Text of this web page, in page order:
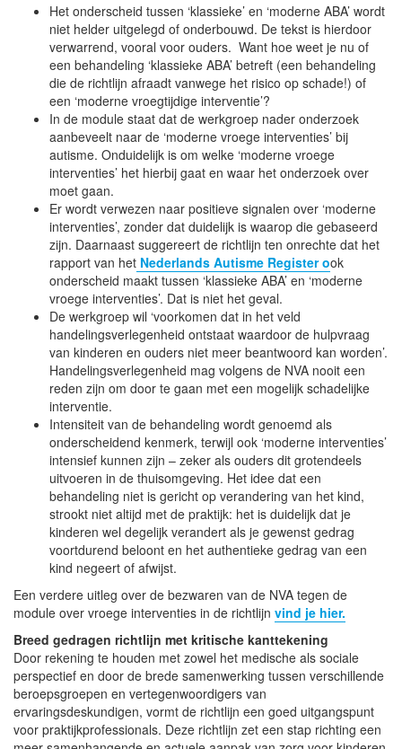
Het onderscheid tussen ‘klassieke’ en ‘moderne ABA’ wordt
niet helder uitgelegd of onderbouwd. De tekst is hierdoor
verwarrend, vooral voor ouders. Want hoe weet je nu of
een behandeling ‘klassieke ABA’ betreft (een behandeling
die de richtlijn afraadt vanwege het risico op schade!) of
een ‘moderne vroegtijdige interventie’?
In de module staat dat de werkgroep nader onderzoek
aanbeveelt naar de ‘moderne vroege interventies’ bij
autisme. Onduidelijk is om welke ‘moderne vroege
interventies’ het hierbij gaat en waar het onderzoek over
moet gaan.
Er wordt verwezen naar positieve signalen over ‘moderne
interventies’, zonder dat duidelijk is waarop die gebaseerd
zijn. Daarnaast suggereert de richtlijn ten onrechte dat het
rapport van het Nederlands Autisme Register ook
onderscheid maakt tussen ‘klassieke ABA’ en ‘moderne
vroege interventies’. Dat is niet het geval.
De werkgroep wil ‘voorkomen dat in het veld
handelingsverlegenheid ontstaat waardoor de hulpvraag
van kinderen en ouders niet meer beantwoord kan worden’.
Handelingsverlegenheid mag volgens de NVA nooit een
reden zijn om door te gaan met een mogelijk schadelijke
interventie.
Intensiteit van de behandeling wordt genoemd als
onderscheidend kenmerk, terwijl ook ‘moderne interventies’
intensief kunnen zijn – zeker als ouders dit grotendeels
uitvoeren in de thuisomgeving. Het idee dat een
behandeling niet is gericht op verandering van het kind,
strookt niet altijd met de praktijk: het is duidelijk dat je
kinderen wel degelijk verandert als je gewenst gedrag
voortdurend beloont en het authentieke gedrag van een
kind negeert of afwijst.
Een verdere uitleg over de bezwaren van de NVA tegen de
module over vroege interventies in de richtlijn vind je hier.
Breed gedragen richtlijn met kritische kanttekening
Door rekening te houden met zowel het medische als sociale
perspectief en door de brede samenwerking tussen verschillende
beroepsgroepen en vertegenwoordigers van
ervaringsdeskundigen, vormt de richtlijn een goed uitgangspunt
voor praktijkprofessionals. Deze richtlijn zet een stap richting een